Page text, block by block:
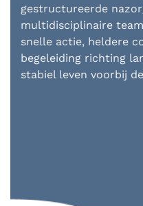
gestructureerde
multidisciplinaire
snelle actie, heldere
begeleiding richting
stabiel leven voorbij